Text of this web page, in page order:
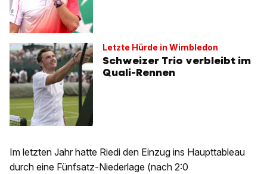
Letzte Hürde in Wimbledon
Schweizer Trio verbleibt im
Quali-Rennen
Im letzten Jahr hatte Riedi den Einzug ins Haupttableau
durch eine Fünfsatz-Niederlage (nach 2:0